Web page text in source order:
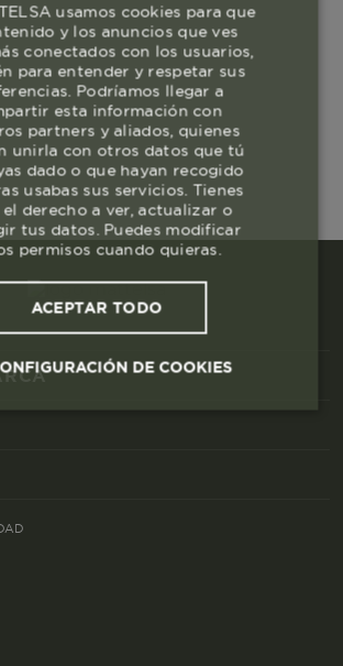
usamos cookies para que
y los anuncios que ves
conectados con los usuarios,
para entender y respetar sus
Podríamos llegar a
esta información con
partners y aliados, quienes
unirla con otros datos que tú
dado o que hayan recogido
usabas sus servicios. Tienes
derecho a ver, actualizar o
tus datos. Puedes modificar
permisos cuando quieras.
ACEPTAR TODO
DE COOKIES